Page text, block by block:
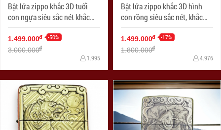
Bật lửa zippo khắc 3D tuổi
con ngựa siêu sắc nét khắc
trên bản đồng
1.499.000đ -50%
3.000.000đ
1.995
Bật lửa zippo khắc 3D hình
con rồng siêu sắc nét, khắc
trên bản đồng trơn nguyên
khối
1.499.000đ -17%
1.800.000đ
4.976